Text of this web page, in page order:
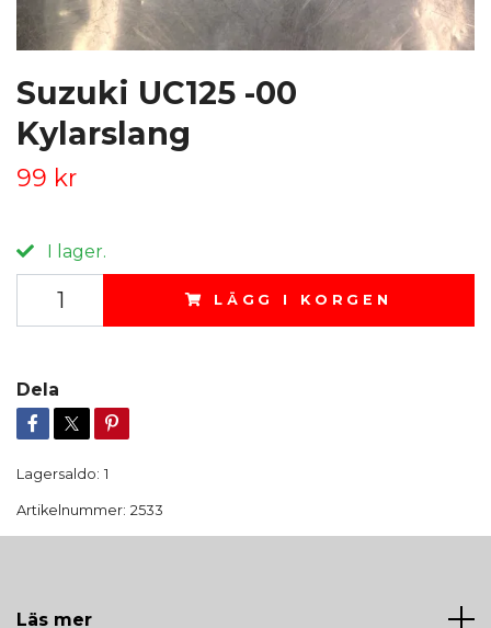
Suzuki UC125 -00
Kylarslang
99 kr
I lager.
LÄGG I KORGEN
Dela
Lagersaldo: 1
Artikelnummer: 2533
Läs mer